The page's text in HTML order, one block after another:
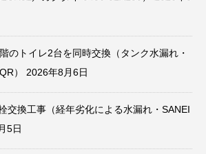
のトイレ2台を同時交換（タンク水漏れ・
）
2026年8月6日
交換工事（経年劣化による水漏れ・SANEI
5日